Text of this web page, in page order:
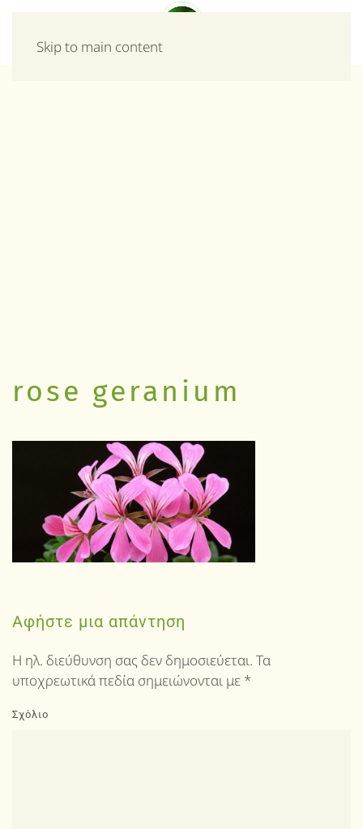
Skip to main content
rose geranium
Αφήστε μια απάντηση
Η ηλ. διεύθυνση σας δεν δημοσιεύεται. Τα
υποχρεωτικά πεδία σημειώνονται με *
Σχόλιο